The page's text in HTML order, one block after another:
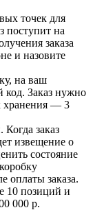
точек для
поступит на
заказа
и назовите
на ваш
код. Заказ нужно
хранения — 3
Когда заказ
извещение о
состояние
оплаты заказа.
10 позиций и
000 р.